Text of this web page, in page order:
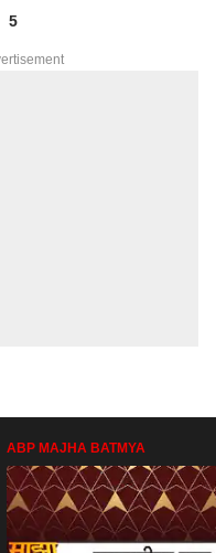
5
ABP MAJHA BATMYA